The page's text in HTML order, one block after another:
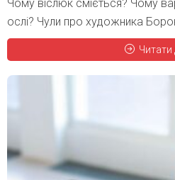
Чому віслюк сміється? Чому
ослі? Чули про художника
Читати